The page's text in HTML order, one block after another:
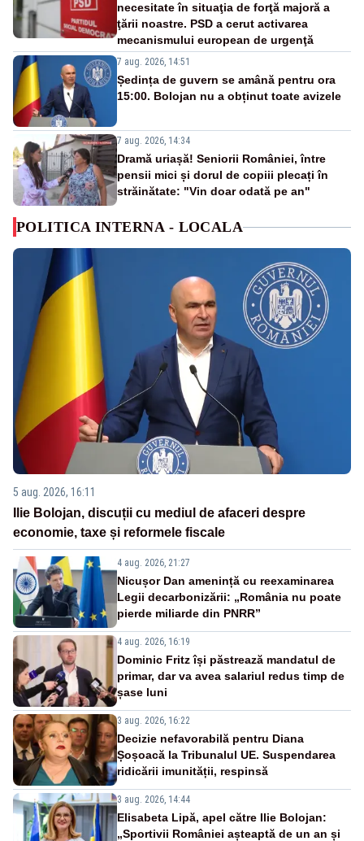
necesitate în situaţia de forţă majoră a
ţării noastre. PSD a cerut activarea
mecanismului european de urgenţă
7 aug. 2026, 14:51
Ședința de guvern se amână pentru ora
15:00. Bolojan nu a obținut toate avizele
7 aug. 2026, 14:34
Dramă uriașă! Seniorii României, între
pensii mici și dorul de copiii plecați în
străinătate: "Vin doar odată pe an"
POLITICA INTERNA - LOCALA
5 aug. 2026, 16:11
Ilie Bolojan, discuții cu mediul de afaceri despre
economie, taxe și reformele fiscale
4 aug. 2026, 21:27
Nicușor Dan amenință cu reexaminarea
Legii decarbonizării: „România nu poate
pierde miliarde din PNRR”
4 aug. 2026, 16:19
Dominic Fritz își păstrează mandatul de
primar, dar va avea salariul redus timp de
șase luni
3 aug. 2026, 16:22
Decizie nefavorabilă pentru Diana
Șoșoacă la Tribunalul UE. Suspendarea
ridicării imunității, respinsă
3 aug. 2026, 14:44
Elisabeta Lipă, apel către Ilie Bolojan:
„Sportivii României așteaptă de un an și